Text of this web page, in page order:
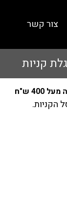
צור קשר
קניות
ש"ח
הקניות.